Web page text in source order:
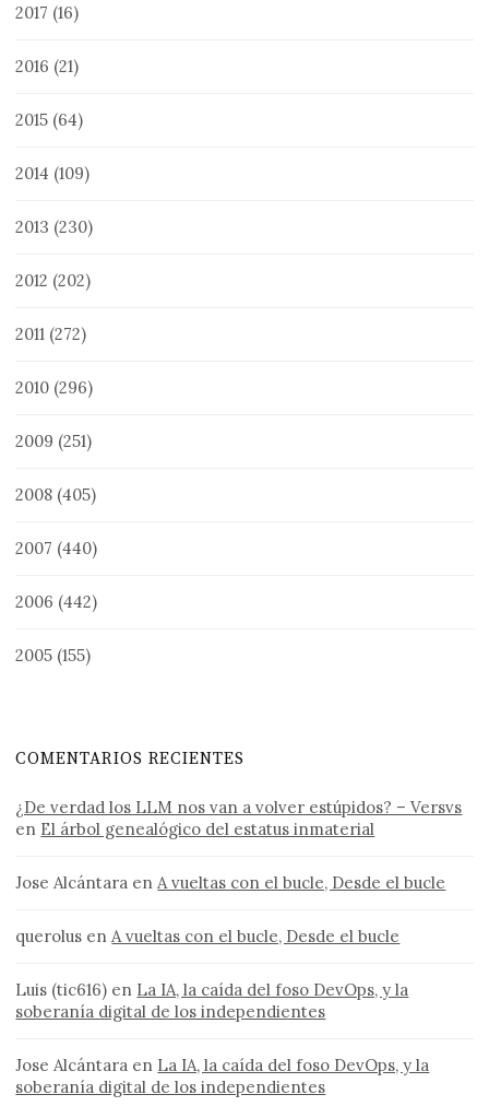
2017 (16)
2016 (21)
2015 (64)
2014 (109)
2013 (230)
2012 (202)
2011 (272)
2010 (296)
2009 (251)
2008 (405)
2007 (440)
2006 (442)
2005 (155)
COMENTARIOS RECIENTES
¿De verdad los LLM nos van a volver estúpidos? – Versvs
en El árbol genealógico del estatus inmaterial
Jose Alcántara en A vueltas con el bucle, Desde el bucle
querolus en A vueltas con el bucle, Desde el bucle
Luis (tic616) en La IA, la caída del foso DevOps, y la
soberanía digital de los independientes
Jose Alcántara en La IA, la caída del foso DevOps, y la
soberanía digital de los independientes